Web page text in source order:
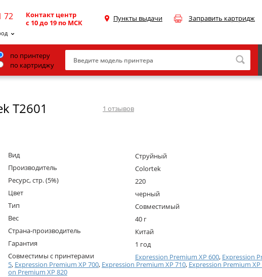
72
Контакт центр
с 10 до 19 по МСК
Пункты выдачи Заправить картридж
HP
Xerox
по принтеру
по картриджу
T2601 1 отзывов
Вид
Струйный
Производитель
Colortek
Ресурс, стр. (5%)
220
Цвет
черный
Тип
Совместимый
Вес
40 г
Страна-производитель
Китай
Гарантия
1 год
Совместимы с принтерами
Expression Premium XP 600, Expression
5, Expression Premium XP 700, Expression Premium XP 710, Expression Premium XP
on Premium XP 820